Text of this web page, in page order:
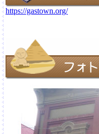
https://gastown.org/